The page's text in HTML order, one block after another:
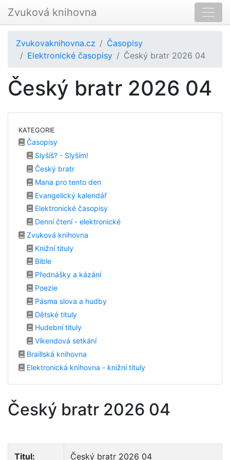
Zvuková knihovna
Zvukovaknihovna.cz
Časopisy
Elektronické časopisy
Český bratr 2026 04
Český bratr 2026 04
KATEGORIE
Časopisy
Slyšíš? - Slyším!
Český bratr
Mana pro tento den
Evangelický kalendář
Elektronické časopisy
Denní čtení - elektronické
Zvuková knihovna
Knižní tituly
Bible
Přednášky a kázání
Poezie
Pásma slova a hudby
Dětské tituly
Hudební tituly
Víkendová setkání
Braillská knihovna
Elektronická knihovna - knižní tituly
Český bratr 2026 04
Titul: Český bratr 2026 04